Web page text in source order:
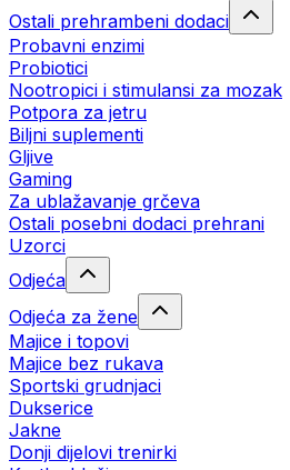
Ostali prehrambeni dodaci
Probavni enzimi
Probiotici
Nootropici i stimulansi za mozak
Potpora za jetru
Biljni suplementi
Gljive
Gaming
Za ublažavanje grčeva
Ostali posebni dodaci prehrani
Uzorci
Odjeća
Odjeća za žene
Majice i topovi
Majice bez rukava
Sportski grudnjaci
Dukserice
Jakne
Donji dijelovi trenirki